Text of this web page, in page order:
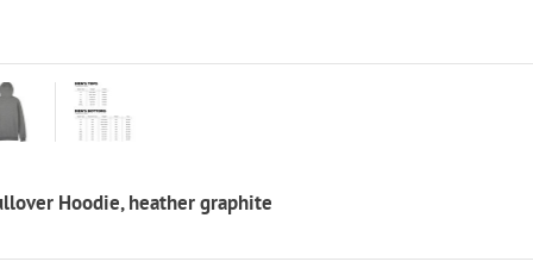
Hoodie, heather graphite